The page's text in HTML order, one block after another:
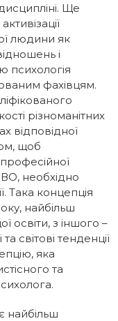
Ще
людини як
i
психологія
фахівцям.
різноманітних
відповідної
щоб
необхідно
Така концепція
найбільш
освіти, з іншого –
світові тенденції
яка
та
найбільш